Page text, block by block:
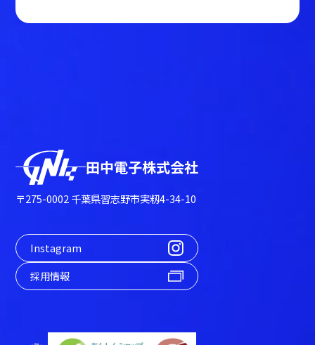
田中電子株式会社
〒275-0002 千葉県習志野市実籾4-34-10
Instagram
採用情報